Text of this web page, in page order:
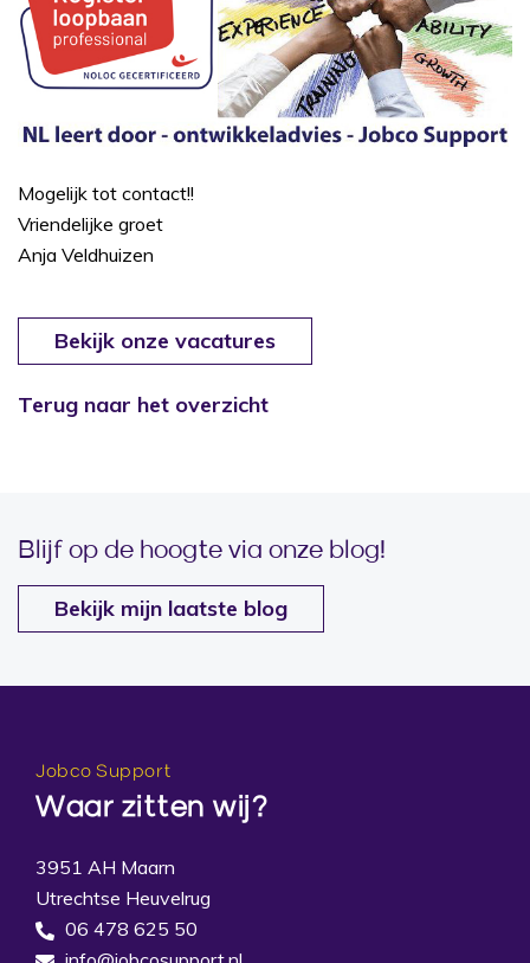
Mogelijk tot contact!!
Vriendelijke groet
Anja Veldhuizen
Bekijk onze vacatures
Terug naar het overzicht
Blijf op de hoogte via onze blog!
Bekijk mijn laatste blog
Jobco Support
Waar zitten wij?
3951 AH Maarn
Utrechtse Heuvelrug
06 478 625 50